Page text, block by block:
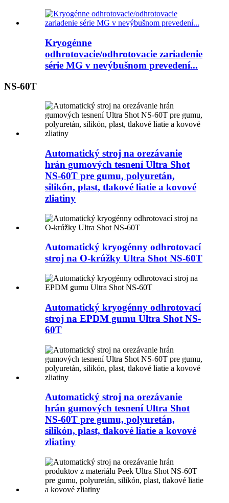
Kryogénne
odhrotovacie/odhrotovacie zariadenie
série MG v nevýbušnom prevedení...
NS-60T
Automatický stroj na orezávanie
hrán gumových tesnení Ultra Shot
NS-60T pre gumu, polyuretán,
silikón, plast, tlakové liatie a kovové
zliatiny
Automatický kryogénny odhrotovací
stroj na O-krúžky Ultra Shot NS-60T
Automatický kryogénny odhrotovací
stroj na EPDM gumu Ultra Shot NS-
60T
Automatický stroj na orezávanie
hrán gumových tesnení Ultra Shot
NS-60T pre gumu, polyuretán,
silikón, plast, tlakové liatie a kovové
zliatiny